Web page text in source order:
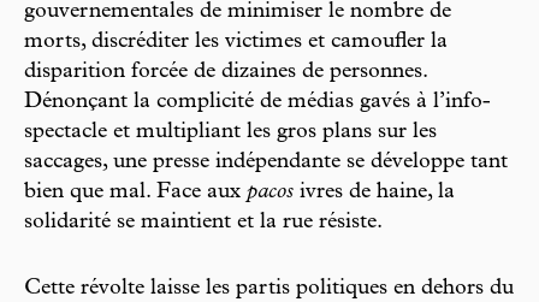
gouvernementales de minimiser le nombre de
morts, discréditer les victimes et camoufler la
disparition forcée de dizaines de personnes.
Dénonçant la complicité de médias gavés à l’info-
spectacle et multipliant les gros plans sur les
saccages, une presse indépendante se développe tant
bien que mal. Face aux pacos ivres de haine, la
solidarité se maintient et la rue résiste.
Cette révolte laisse les partis politiques en dehors du